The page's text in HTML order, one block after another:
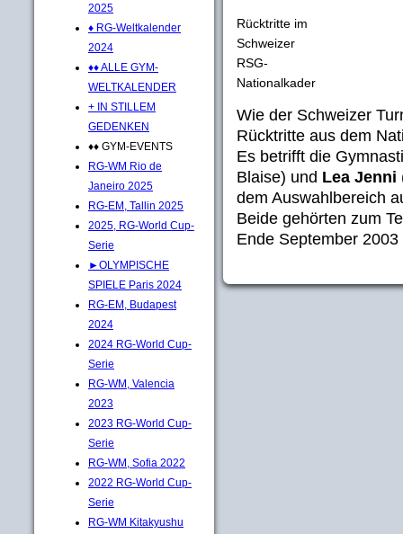
2025
♦ RG-Weltkalender
2024
♦♦ ALLE GYM-
WELTKALENDER
+ IN STILLEM
GEDENKEN
♦♦ GYM-EVENTS
RG-WM Rio de
Janeiro 2025
RG-EM, Tallin 2025
2025, RG-World Cup-
Serie
►OLYMPISCHE
SPIELE Paris 2024
RG-EM, Budapest
2024
2024 RG-World Cup-
Serie
RG-WM, Valencia
2023
2023 RG-World Cup-
Serie
RG-WM, Sofia 2022
2022 RG-World Cup-
Serie
RG-WM Kitakyushu
Rücktritte im
Schweizer
RSG-
Nationalkader
Wie der Schweizer
Rücktritte aus dem
Es betrifft die
Blaise) und Lea Jenni
dem Auswahlbereich
Beide gehörten zum
Ende September